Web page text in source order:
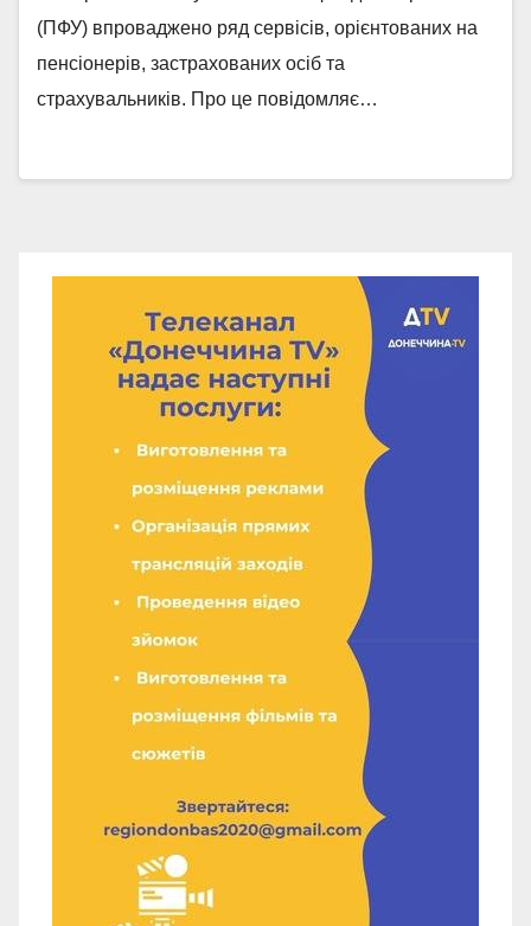
(ПФУ) впроваджено ряд сервісів, орієнтованих на
пенсіонерів, застрахованих осіб та
страхувальників. Про це повідомляє…